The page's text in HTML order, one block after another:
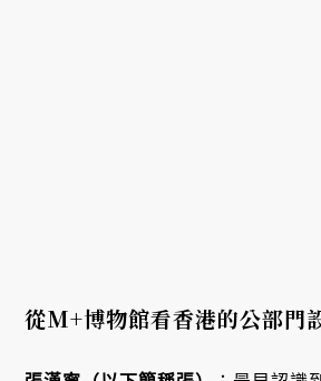
從M+博物館看香港的公部門